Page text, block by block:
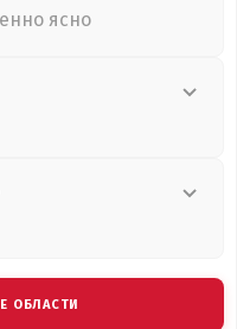
ясно
ОБЛАСТИ